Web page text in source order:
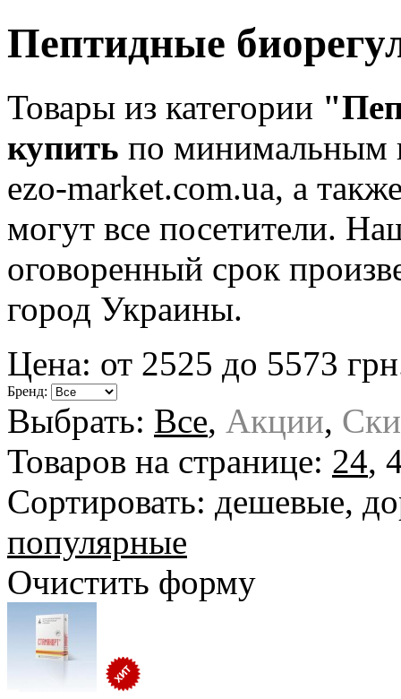
Пептидные
Товары из категории
купить по минимальным
ezo-market.com.ua, а
могут все посетители.
оговоренный срок
город Украины.
Цена: от 2525 до 5573
Бренд:
Выбрать: Все, Акции,
Товаров на странице: 24,
Сортировать: дешевые,
популярные
Очистить форму